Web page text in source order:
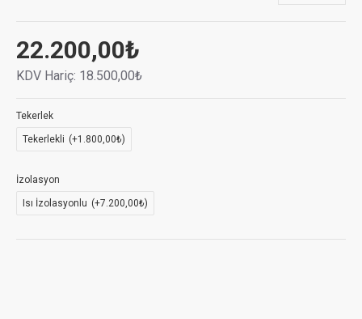
KEDILER DIŞ MEKANDA YENI YAŞAM ALANLARINA
22.200,00₺
KDV Hariç: 18.500,00₺
Tekerlek
Tekerlekli (+1.800,00₺)
İzolasyon
Isı İzolasyonlu (+7.200,00₺)